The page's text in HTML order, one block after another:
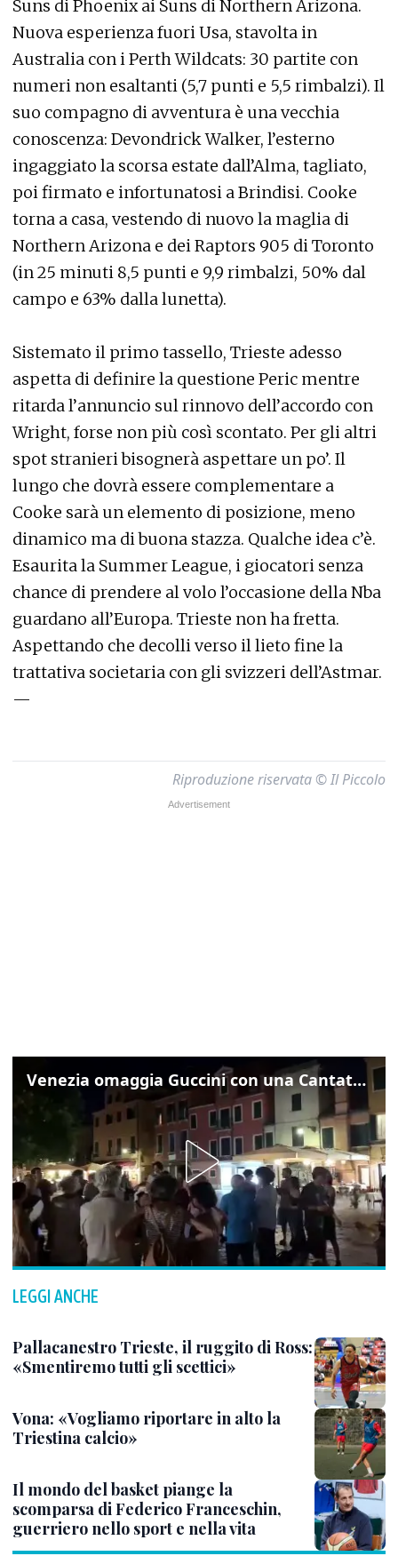
Suns di Phoenix ai Suns di Northern Arizona.
Nuova esperienza fuori Usa, stavolta in
Australia con i Perth Wildcats: 30 partite con
numeri non esaltanti (5,7 punti e 5,5 rimbalzi). Il
suo compagno di avventura è una vecchia
conoscenza: Devondrick Walker, l’esterno
ingaggiato la scorsa estate dall’Alma, tagliato,
poi firmato e infortunatosi a Brindisi. Cooke
torna a casa, vestendo di nuovo la maglia di
Northern Arizona e dei Raptors 905 di Toronto
(in 25 minuti 8,5 punti e 9,9 rimbalzi, 50% dal
campo e 63% dalla lunetta).
Sistemato il primo tassello, Trieste adesso
aspetta di definire la questione Peric mentre
ritarda l’annuncio sul rinnovo dell’accordo con
Wright, forse non più così scontato. Per gli altri
spot stranieri bisognerà aspettare un po’. Il
lungo che dovrà essere complementare a
Cooke sarà un elemento di posizione, meno
dinamico ma di buona stazza. Qualche idea c’è.
Esaurita la Summer League, i giocatori senza
chance di prendere al volo l’occasione della Nba
guardano all’Europa. Trieste non ha fretta.
Aspettando che decolli verso il lieto fine la
trattativa societaria con gli svizzeri dell’Astmar.
—
Riproduzione riservata © Il Piccolo
Venezia omaggia Guccini con una Cantata Anarchica in campo Santa Margherita
LEGGI ANCHE
Pallacanestro Trieste, il ruggito di Ross:
«Smentiremo tutti gli scettici»
Vona: «Vogliamo riportare in alto la
Triestina calcio»
Il mondo del basket piange la
scomparsa di Federico Franceschin,
guerriero nello sport e nella vita